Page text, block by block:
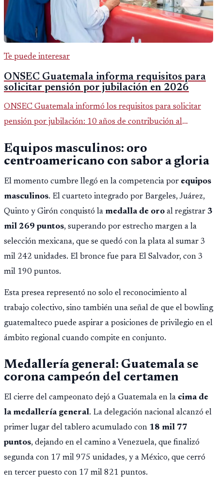
Te puede interesar
ONSEC Guatemala informa requisitos para
solicitar pensión por jubilación en 2026
ONSEC Guatemala informó los requisitos para solicitar
pensión por jubilación: 10 años de contribución al
importar edad.
Equipos masculinos: oro
centroamericano con sabor a gloria
El momento cumbre llegó en la competencia por equipos
masculinos. El cuarteto integrado por Bargeles, Juárez,
Quinto y Girón conquistó la medalla de oro al registrar 3
mil 269 puntos, superando por estrecho margen a la
selección mexicana, que se quedó con la plata al sumar 3
mil 242 unidades. El bronce fue para El Salvador, con 3
mil 190 puntos.
Esta presea representó no solo el reconocimiento al
trabajo colectivo, sino también una señal de que el bowling
guatemalteco puede aspirar a posiciones de privilegio en el
ámbito regional cuando compite en conjunto.
Medallería general: Guatemala se
corona campeón del certamen
El cierre del campeonato dejó a Guatemala en la cima de
la medallería general. La delegación nacional alcanzó el
primer lugar del tablero acumulado con 18 mil 77
puntos, dejando en el camino a Venezuela, que finalizó
segunda con 17 mil 975 unidades, y a México, que cerró
en tercer puesto con 17 mil 821 puntos.